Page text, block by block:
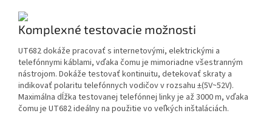
Komplexné testovacie možnosti
UT682 dokáže pracovať s internetovými, elektrickými a
telefónnymi káblami, vďaka čomu je mimoriadne všestranným
nástrojom. Dokáže testovať kontinuitu, detekovať skraty a
indikovať polaritu telefónnych vodičov v rozsahu ±(5V~52V).
Maximálna dĺžka testovanej telefónnej linky je až 3000 m, vďaka
čomu je UT682 ideálny na použitie vo veľkých inštaláciách.